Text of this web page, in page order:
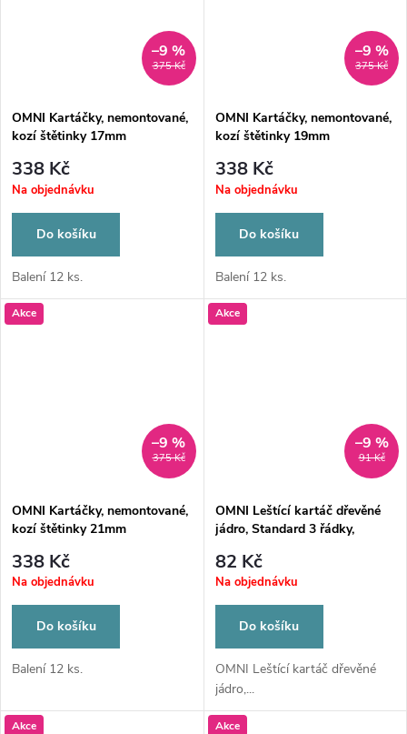
375 Kč
–9 %
OMNI Kartáčky, nemontované,
kozí štětinky 17mm
338 Kč
Na objednávku
Do košíku
Balení 12 ks.
375 Kč
–9 %
OMNI Kartáčky, nemontované,
kozí štětinky 19mm
338 Kč
Na objednávku
Do košíku
Balení 12 ks.
Akce
375 Kč
–9 %
OMNI Kartáčky, nemontované,
kozí štětinky 21mm
338 Kč
Na objednávku
Do košíku
Balení 12 ks.
Akce
91 Kč
–9 %
OMNI Leštící kartáč dřevěné
jádro, Standard 3 řádky,
82 Kč
Na objednávku
Do košíku
OMNI Leštící kartáč dřevěné
jádro,...
Akce Akce